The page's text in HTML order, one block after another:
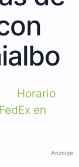
Horario
en
Anzeige